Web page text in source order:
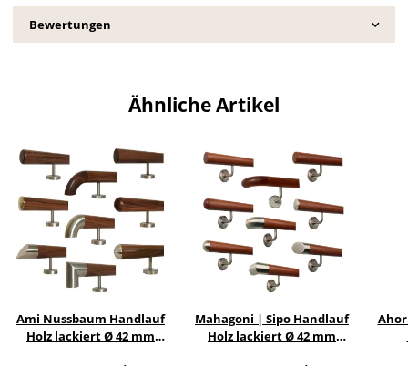
Bewertungen
Ähnliche Artikel
Ami Nussbaum Handlauf
Holz lackiert Ø 42 mm
Mahagoni | Sipo Handlauf
Holz lackiert Ø 42 mm